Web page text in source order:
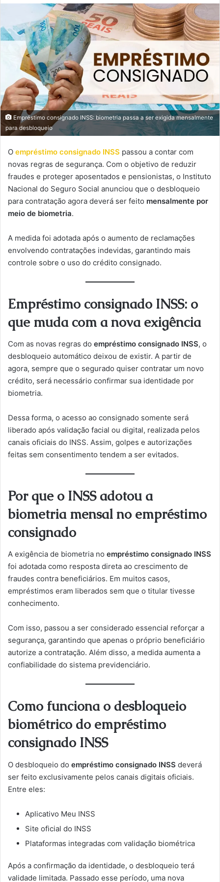
mail
Empréstimo consignado INSS: biometria passa a ser exigida mensalmente
para desbloqueio
O empréstimo consignado INSS passou a contar com
novas regras de segurança. Com o objetivo de reduzir
fraudes e proteger aposentados e pensionistas, o Instituto
Nacional do Seguro Social anunciou que o desbloqueio
para contratação agora deverá ser feito mensalmente por
meio de biometria.
A medida foi adotada após o aumento de reclamações
envolvendo contratações indevidas, garantindo mais
controle sobre o uso do crédito consignado.
Empréstimo consignado INSS: o
que muda com a nova exigência
Com as novas regras do empréstimo consignado INSS, o
desbloqueio automático deixou de existir. A partir de
agora, sempre que o segurado quiser contratar um novo
crédito, será necessário confirmar sua identidade por
biometria.
Dessa forma, o acesso ao consignado somente será
liberado após validação facial ou digital, realizada pelos
canais oficiais do INSS. Assim, golpes e autorizações
feitas sem consentimento tendem a ser evitados.
Por que o INSS adotou a
biometria mensal no empréstimo
consignado
A exigência de biometria no empréstimo consignado INSS
foi adotada como resposta direta ao crescimento de
fraudes contra beneficiários. Em muitos casos,
empréstimos eram liberados sem que o titular tivesse
conhecimento.
Com isso, passou a ser considerado essencial reforçar a
segurança, garantindo que apenas o próprio beneficiário
autorize a contratação. Além disso, a medida aumenta a
confiabilidade do sistema previdenciário.
Como funciona o desbloqueio
biométrico do empréstimo
consignado INSS
O desbloqueio do empréstimo consignado INSS deverá
ser feito exclusivamente pelos canais digitais oficiais.
Entre eles:
Aplicativo Meu INSS
Site oficial do INSS
Plataformas integradas com validação biométrica
Após a confirmação da identidade, o desbloqueio terá
validade limitada. Passado esse período, uma nova